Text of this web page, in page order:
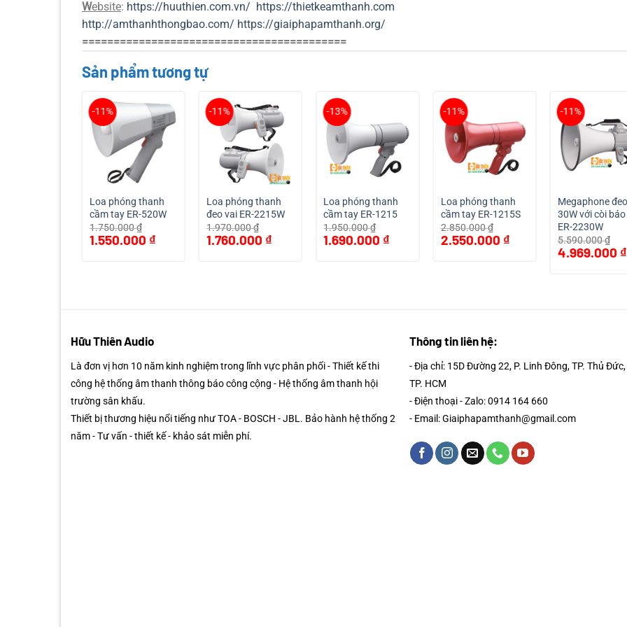
Website: https://huuthien.com.vn/ https://thietkeamthanh.com
http://amthanhthongbao.com/ https://giaiphapamthanh.org/
==========================================
Sản phẩm tương tự
-11%
Loa phóng thanh
cầm tay ER-520W
1.750.000₫
Giá
gốc
1.550.000 ₫Giá
hiện
-11%
Loa phóng thanh
đeo vai ER-2215W
1.970.000₫
Giá
gốc
1.760.000 ₫
-13%
Loa phóng thanh
cầm tay ER-1215
1.950.000₫
Giá
gốc
1.690.000 ₫
-11%
Loa phóng thanh
cầm tay ER-1215S
2.850.000₫
Giá
gốc
2.550.000 ₫Giá
hiện
-11%
Megaphone
30W với còi
ER-2230W
5.590.000₫
Giá
gốc
4.969.000 ₫
Hữu Thiên Audio
Là đơn vị hơn 10 năm kinh nghiệm trong lĩnh vực phân phối - Thiết kế thi
công hệ thống âm thanh thông báo công cộng - Hệ thống âm thanh hội
trường sân khấu.
Thiết bị thương hiệu nổi tiếng như TOA - BOSCH - JBL. Bảo hành hệ thống 2
năm - Tư vấn - thiết kế - khảo sát miễn phí.
Thông tin liên hệ:
- Địa chỉ: 15D Đường 22, P. Linh Đông, TP. Thủ Đức,
TP. HCM
- Điện thoại - Zalo: 0914 164 660
- Email: Giaiphapamthanh@gmail.com